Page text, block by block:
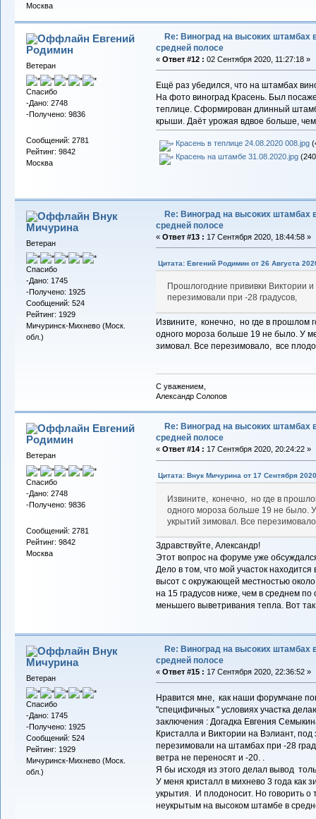
Москва
Евгений
Родимин
Ветеран
Спасибо
-Дано: 2748
-Получено: 9836
Сообщений: 2781
Рейтинг: 9842
Москва
Re: Виноград на высоких штамбах
средней полосе
« Ответ #12 : 02 Сентября 2020, 11:27:18 »
Ещё раз убедился, что на штамбах
На фото виноград Красень. Был
теплице. Сформирован длинный
крыши. Даёт урожая вдвое больше,
Красень в теплице 24.08.2020 008.jpg
Красень на штамбе 31.08.2020.jpg
Внук
Мичурина
Ветеран
Спасибо
-Дано: 1745
-Получено: 1925
Сообщений: 524
Рейтинг: 1929
Мичуринск-Михнево (Моск.
обл.)
Re: Виноград на высоких штамбах
средней полосе
« Ответ #13 : 17 Сентября 2020, 18:44:58 »
Цитата: Евгений Родимин от 26 Августа
Прошлогодние прививки Виктории
перезимовали при -28 градусов,
Извините, конечно, но где в прошлом
одного мороза больше 19 не было. У
зимовал. Все перезимовало, все
С уважением,
Александр Солопов
Евгений
Родимин
Ветеран
Спасибо
-Дано: 2748
-Получено: 9836
Сообщений: 2781
Рейтинг: 9842
Москва
Re: Виноград на высоких штамбах
средней полосе
« Ответ #14 : 17 Сентября 2020, 20:24:22 »
Цитата: Внук Мичурина от 17 Сентября
Извините, конечно, но где в
одного мороза больше 19 не было.
укрытий зимовал. Все
Здравствуйте, Александр!
Этот вопрос на форуме уже
Дело в том, что мой участок
высот с окружающей местностью
на 15 градусов ниже, чем в среднем по
меньшего выветривания тепла. Вот
Внук
Мичурина
Ветеран
Спасибо
-Дано: 1745
-Получено: 1925
Сообщений: 524
Рейтинг: 1929
Мичуринск-Михнево (Моск.
обл.)
Re: Виноград на высоких штамбах
средней полосе
« Ответ #15 : 17 Сентября 2020, 22:36:52 »
Нравится мне, как наши форумчане
"специфичных " условиях участка
заключения : Догадка Евгения
Кристалла и Виктории на Вэлиант,
перезимовали на штамбах при -28
ветра не переносят и -20. .
Я бы исходя из этого делал вывод
У меня кристалл в михнево 3 года
укрытия. И плодоносит. Но говорить
неукрытым на высоком штамбе в